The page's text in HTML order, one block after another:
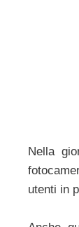
Nella
utenti in